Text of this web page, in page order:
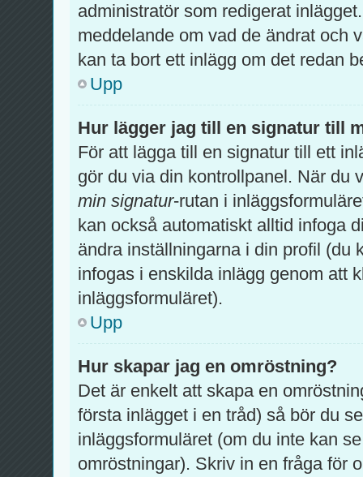
administratör som redigerat
meddelande om vad de ändrat och
kan ta bort ett inlägg om det redan
Upp
Hur lägger jag till en signatur till
För att lägga till en signatur till ett
gör du via din kontrollpanel. När
min signatur-rutan i
kan också automatiskt alltid infoga
ändra inställningarna i din profil (du
infogas i enskilda inlägg genom att
inläggsformuläret).
Upp
Hur skapar jag en omröstning?
Det är enkelt att skapa en
första inlägget i en tråd) så bör du
inläggsformuläret (om du inte kan
omröstningar). Skriv in en fråga för